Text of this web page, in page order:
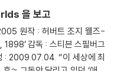
을 보고
웰즈-
스필버그